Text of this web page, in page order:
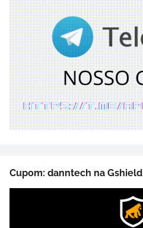
Cupom: danntech na Gshield